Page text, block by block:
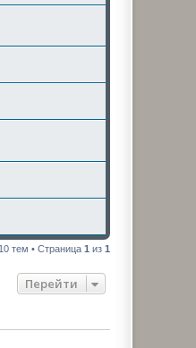
тем • Страница 1 из 1
Перейти